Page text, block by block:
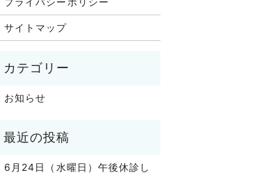
サイトマップ
お知らせ
6月24日（水曜日）午後休診し